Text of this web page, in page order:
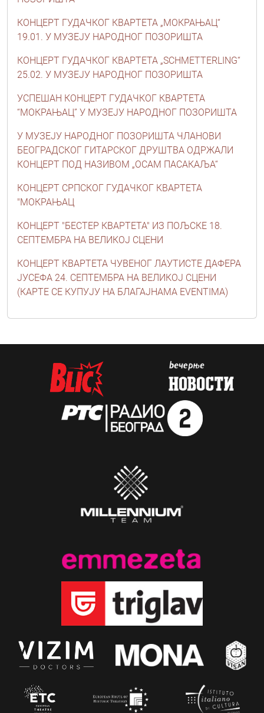
КОНЦЕРТ ГУДАЧКОГ КВАРТЕТА „МОКРАЊАЦ“
19.01. У МУЗЕЈУ НАРОДНОГ ПОЗОРИШТА
КОНЦЕРТ ГУДАЧКОГ КВАРТЕТА „SCHMETTERLING“
25.02. У МУЗЕЈУ НАРОДНОГ ПОЗОРИШТА
УСПЕШАН КОНЦЕРТ ГУДАЧКОГ КВАРТЕТА
“МОКРАЊАЦ” У МУЗЕЈУ НАРОДНОГ ПОЗОРИШТА
У МУЗЕЈУ НАРОДНОГ ПОЗОРИШТА ЧЛАНОВИ
БЕОГРАДСКОГ ГИТАРСКОГ ДРУШТВА ОДРЖАЛИ
КОНЦЕРТ ПОД НАЗИВОМ „ОСАМ ПАСAКАЉА“
КОНЦЕРТ СРПСКОГ ГУДАЧКОГ КВАРТЕТА
"МОКРАЊАЦ
КОНЦЕРТ "БЕСТЕР КВАРТЕТА" ИЗ ПОЉСКЕ 18.
СЕПТЕМБРА НА ВЕЛИКОЈ СЦЕНИ
КОНЦЕРТ КВАРТЕТА ЧУВЕНОГ ЛАУТИСТЕ ДАФЕРА
ЈУСЕФА 24. СЕПТЕМБРА НА ВЕЛИКОЈ СЦЕНИ
(КАРТЕ СЕ КУПУЈУ НА БЛАГАЈНАМА EVENTIMA)